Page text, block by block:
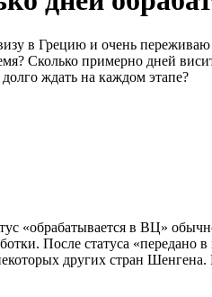
в Грецию и очень
Сколько примерно дней
ждать на каждом этапе?
в ВЦ»
После статуса
других стран